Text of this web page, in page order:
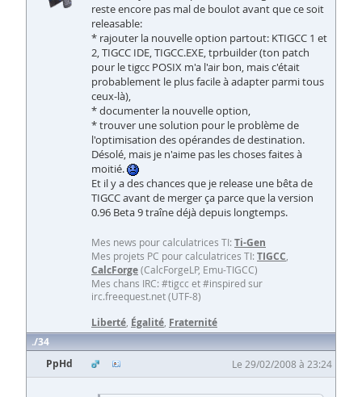
reste encore pas mal de boulot avant que ce soit
releasable:
* rajouter la nouvelle option partout: KTIGCC 1 et
2, TIGCC IDE, TIGCC.EXE, tprbuilder (ton patch
pour le tigcc POSIX m'a l'air bon, mais c'était
probablement le plus facile à adapter parmi tous
ceux-là),
* documenter la nouvelle option,
* trouver une solution pour le problème de
l'optimisation des opérandes de destination.
Désolé, mais je n'aime pas les choses faites à
moitié.
Et il y a des chances que je release une bêta de
TIGCC avant de merger ça parce que la version
0.96 Beta 9 traîne déjà depuis longtemps.
Mes news pour calculatrices TI: Ti-Gen
Mes projets PC pour calculatrices TI: TIGCC
CalcForge(CalcForgeLP, Emu-TIGCC)
Mes chans IRC: #tigcc et #inspired sur
irc.freequest.net (UTF-8)
Liberté Égalité Fraternité
34
PpHd
Le 29/02/2008 à 23:24